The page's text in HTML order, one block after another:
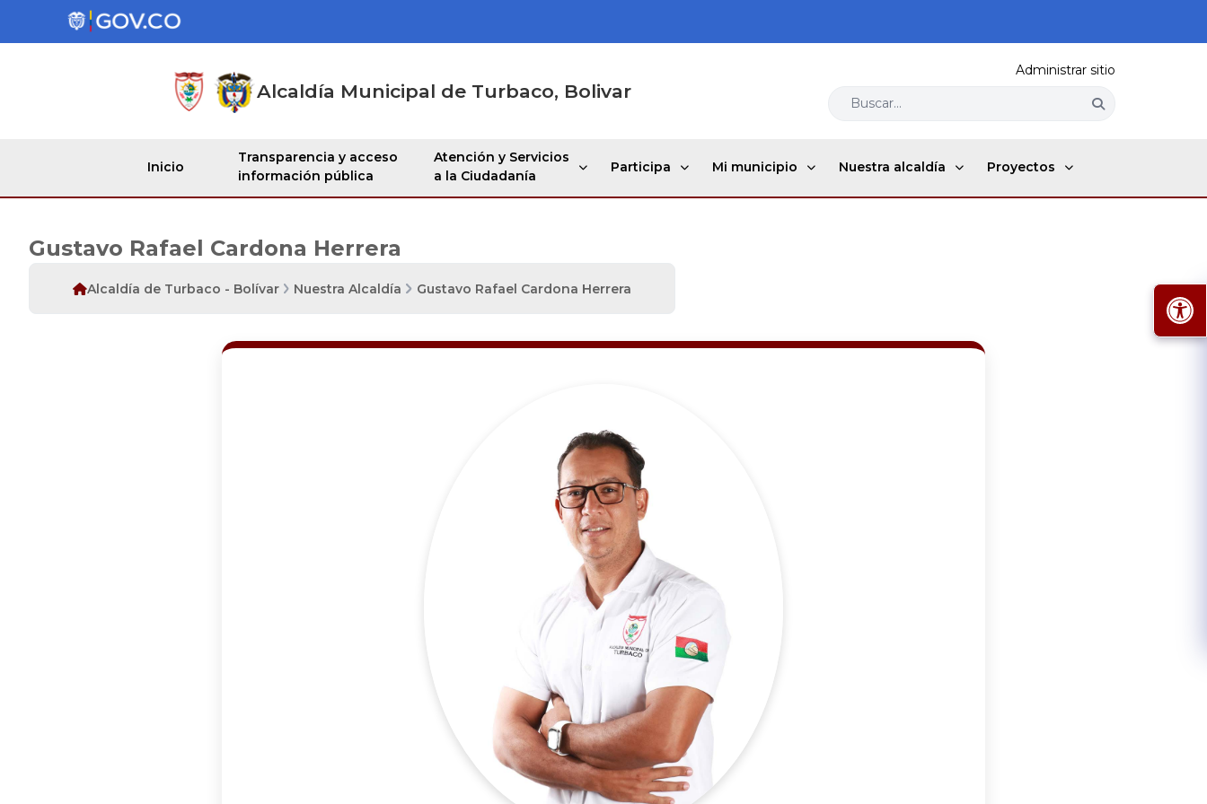
Alcaldía Municipal de Turbaco, Bolivar
Administrar sitio
Buscar...
Inicio
Transparencia y acceso
información pública
Atención y Servicios
a la Ciudadanía
Participa Mi municipio Nuestra alcaldía Proyectos
Gustavo Rafael Cardona Herrera
Alcaldía de Turbaco - Bolívar Nuestra Alcaldía Gustavo Rafael Cardona Herrera